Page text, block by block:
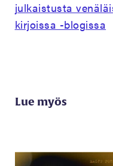
julkaistusta
kirjoissa -blogissa
Lue myös